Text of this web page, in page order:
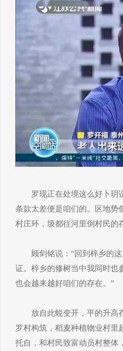
罗现正在处境这么好卜玥说
条款太差便是咱们的。区地势
村庄环，圾都往河里倒村民的
顾剑铭说：“回到梓乡的这
证。梓乡的修树当中我同时也
也会越来越好咱们的存在。”
放自此蜕变开，平的升高存
罗村构筑，稻麦种植物业村里
托自，和村民致富动员村整体